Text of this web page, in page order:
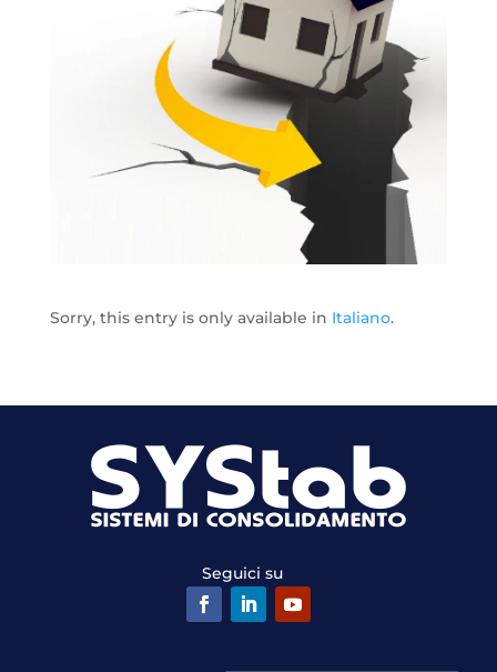
Sorry, this entry is only available in Italiano.
Seguici su